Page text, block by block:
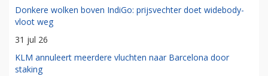
Donkere wolken boven IndiGo: prijsvechter doet widebody-
vloot weg
31 jul 26
KLM annuleert meerdere vluchten naar Barcelona door
staking